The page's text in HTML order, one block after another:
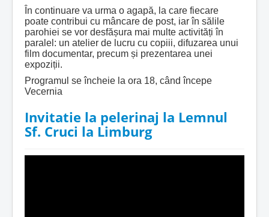
În continuare va urma o agapă, la care fiecare
poate contribui cu mâncare de post, iar în sălile
parohiei se vor desfășura mai multe activități în
paralel: un atelier de lucru cu copiii, difuzarea unui
film documentar, precum și prezentarea unei
expoziții.
Programul se încheie la ora 18, când începe
Vecernia
Invitatie la pelerinaj la Lemnul
Sf. Cruci la Limburg